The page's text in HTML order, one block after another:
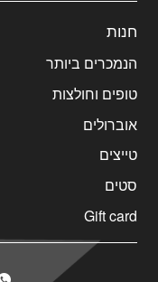
חנות
הנמכרים ביותר
טופים וחולצות
אוברולים
טייצים
סטים
Gift card